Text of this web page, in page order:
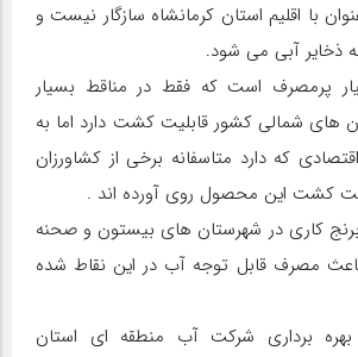
با اقلیم استان کرمانشاه سازگار نیست و
آبی می شود.
پرمصرف است که فقط در مناقط بسیار
های شمالی کشور قابلیت کشت دارد اما به
که دارد متاسفانه برخی از کشاورزان
کشت این محصول روی آورده اند .
برنج کاری در شهرستان های بیستون و صحنه
مصرف قابل توجه آب در این نقاط شده
برداری شرکت آب منطقه‌ ای استان